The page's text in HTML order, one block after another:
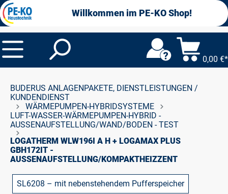
springen Willkommen im PE-KO Shop!
0,00 €*
BUDERUS ANLAGENPAKETE, DIENSTLEISTUNGEN /
KUNDENDIENST
WÄRMEPUMPEN-HYBRIDSYSTEME
LUFT-WASSER-WÄRMEPUMPEN-HYBRID -
AUSSENAUFSTELLUNG/WAND/BODEN - TEST
LOGATHERM WLW196I A H + LOGAMAX PLUS
GBH172IT -
AUSSENAUFSTELLUNG/KOMPAKTHEIZZENT
SL6208 – mit nebenstehendem Pufferspeicher